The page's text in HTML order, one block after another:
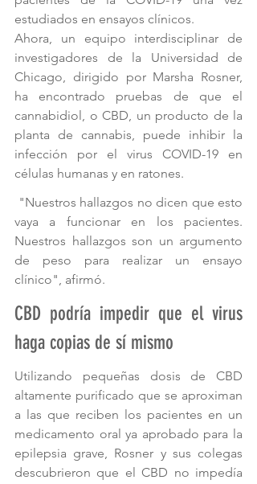
estudiados en ensayos clínicos.
Ahora, un equipo interdisciplinar de
investigadores de la Universidad de
Chicago, dirigido por Marsha Rosner,
ha encontrado pruebas de que el
cannabidiol, o CBD, un producto de la
planta de cannabis, puede inhibir la
infección por el virus COVID-19 en
células humanas y en ratones.
vaya a funcionar en los pacientes.
Nuestros hallazgos son un argumento
de peso para realizar un ensayo
clínico", afirmó.
CBD podría impedir que el virus
haga copias de sí mismo
Utilizando pequeñas dosis de CBD
altamente purificado que se aproximan
a las que reciben los pacientes en un
medicamento oral ya aprobado para la
epilepsia grave, Rosner y sus colegas
descubrieron que el CBD no impedía